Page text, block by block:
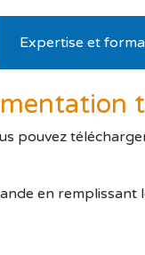
Expertise et
pouvez
en